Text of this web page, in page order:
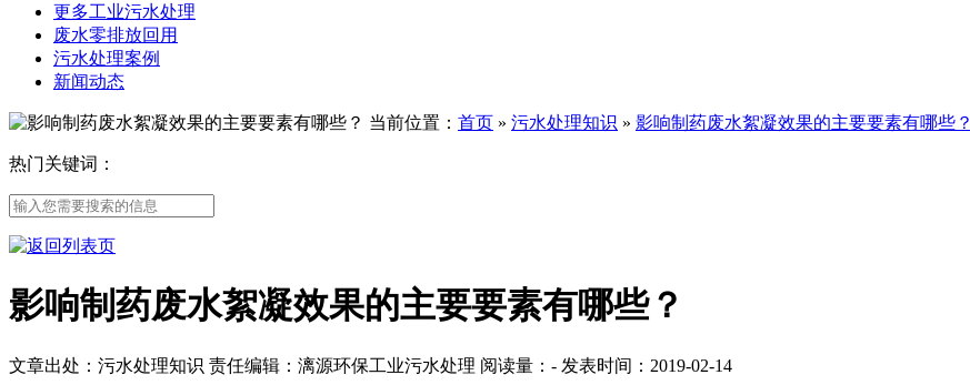
更多工业污水处理
废水零排放回用
污水处理案例
新闻动态
当前位置： 首页 » 污水处理知识 » 影响制药废水絮凝效果的主要要素有哪些？
热门关键词：
影响制药废水絮凝效果的主要要素有哪些？
文章出处：污水处理知识 责任编辑：漓源环保工业污水处理 阅读量： - 发表时间：2019-02-14